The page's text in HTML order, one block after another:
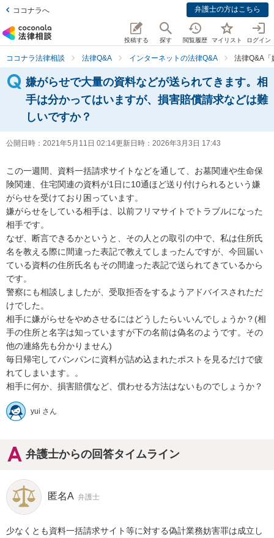
ココナラへ 弁護士の方はこちら
投稿する 探す 閲覧履歴 マイリスト ログイン
ココナラ法律相談 法律Q&A インターネットの法律Q&A 法律Q&A
嫌がらせで大量の資料などが送られてきます。相
手は分かってはいますが、損害賠償請求などは難
しいですか？
公開日時： 2021年5月11日 02:14更新日時： 2026年3月3日 17:43
この一週間、資料一括請求サイトなどを通して、お墓関連や生命保
険関連、住宅関連の資料が1日に10通ほど送り付けられるという嫌
がらせを受けており困っています。
嫌がらせをしている相手は、以前フリマサイトでトラブルになった
相手です。
なぜ、断言できるかというと、その人との取引の中で、私は住所氏
名を教える際に間違った表記で教えてしまったんですが、今回届い
ている資料の住所氏名もその間違った表記で送られてきているから
です。
警察にも相談しましたが、受取拒否をするようアドバイスされただ
けでした。
相手に嫌がらせをやめさせるにはどうしたらいいんでしょうか？(相
手の住所と名字は知っていますが下の名前は偽名のようです。その
他の連絡先も分かりません)
毎日帰宅してパンパンに資料が詰め込まれたポストを見るだけで疲
れてしまいます。。
相手に何か、損害賠償など、償わせる方法はないものでしょうか？
yui さん
弁護士からの回答タイムライン
匿名A 弁護士
少なくとも資料一括請求サイト等に対する偽計業務妨害罪は成立し